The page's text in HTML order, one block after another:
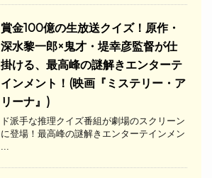
​賞金100億の生放送クイズ！原作・
深水黎一郎×鬼才・堤幸彦監督が仕
掛ける、最高峰の謎解きエンターテ
インメント！(映画『ミステリー・ア
リーナ』)
ド派手な推理クイズ番組が劇場のスクリーン
に登場！最高峰の謎解きエンターテインメン
...